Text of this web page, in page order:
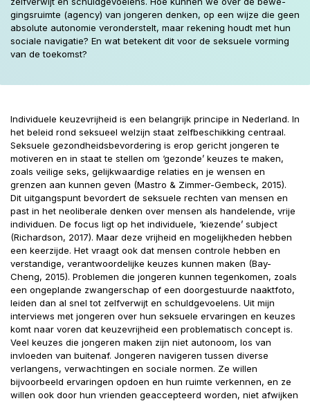
gingsruimte (agency) van jongeren denken, op een wijze die geen
absolute autonomie veronderstelt, maar rekening houdt met hun
sociale navigatie? En wat betekent dit voor de seksuele vorming
van de toekomst?
Individuele keuzevrijheid is een belangrijk principe in Nederland. In
het beleid rond seksueel welzijn staat zelfbeschikking centraal.
Seksuele gezondheidsbevordering is erop gericht jongeren te
motiveren en in staat te stellen om ‘gezonde’ keuzes te maken,
zoals veilige seks, gelijkwaardige relaties en je wensen en
grenzen aan kunnen geven (Mastro & Zimmer-Gembeck, 2015).
Dit uitgangspunt bevordert de seksuele rechten van mensen en
past in het neoliberale denken over mensen als handelende, vrije
individuen. De focus ligt op het individuele, ‘kiezende’ subject
(Richardson, 2017). Maar deze vrijheid en mogelijkheden hebben
een keerzijde. Het vraagt ook dat mensen controle hebben en
verstandige, verantwoordelijke keuzes kunnen maken (Bay-
Cheng, 2015). Problemen die jongeren kunnen tegenkomen, zoals
een ongeplande zwangerschap of een doorgestuurde naaktfoto,
leiden dan al snel tot zelfverwijt en schuldgevoelens. Uit mijn
interviews met jongeren over hun seksuele ervaringen en keuzes
komt naar voren dat keuzevrijheid een problematisch concept is.
Veel keuzes die jongeren maken zijn niet autonoom, los van
invloeden van buitenaf. Jongeren navigeren tussen diverse
verlangens, verwachtingen en sociale normen. Ze willen
bijvoorbeeld ervaringen opdoen en hun ruimte verkennen, en ze
willen ook door hun vrienden geaccepteerd worden, niet afwijken